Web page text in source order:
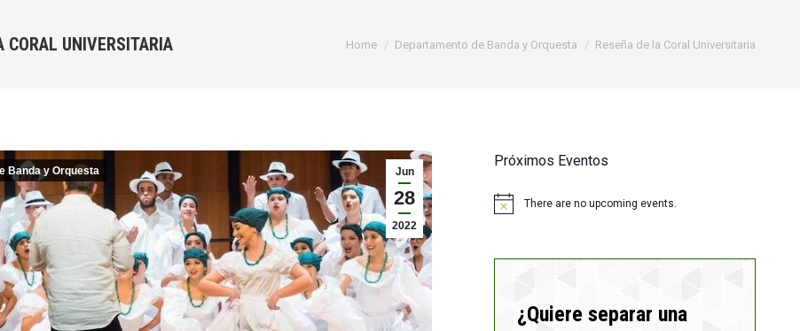
CORAL UNIVERSITARIA You are here:
Home Departamento de Banda y Orquesta Reseña de la Coral Universitaria
Jun
28
2022
Banda y Orquesta
Próximos Eventos
Notice There are no upcoming events.
¿Quiere separar una